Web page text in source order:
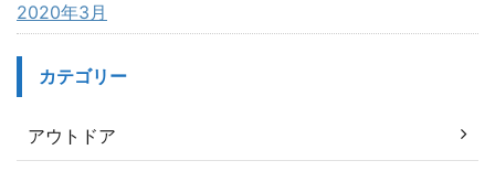
2020年3月
カテゴリー
アウトドア